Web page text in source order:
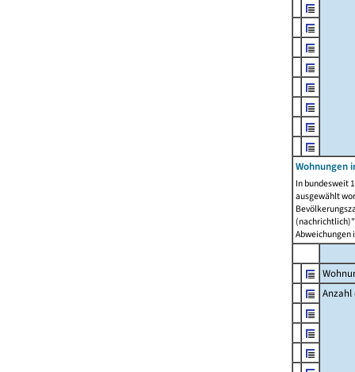
Wohnungen
In bundesweit
ausgewählt
Abweichungen
Anzahl